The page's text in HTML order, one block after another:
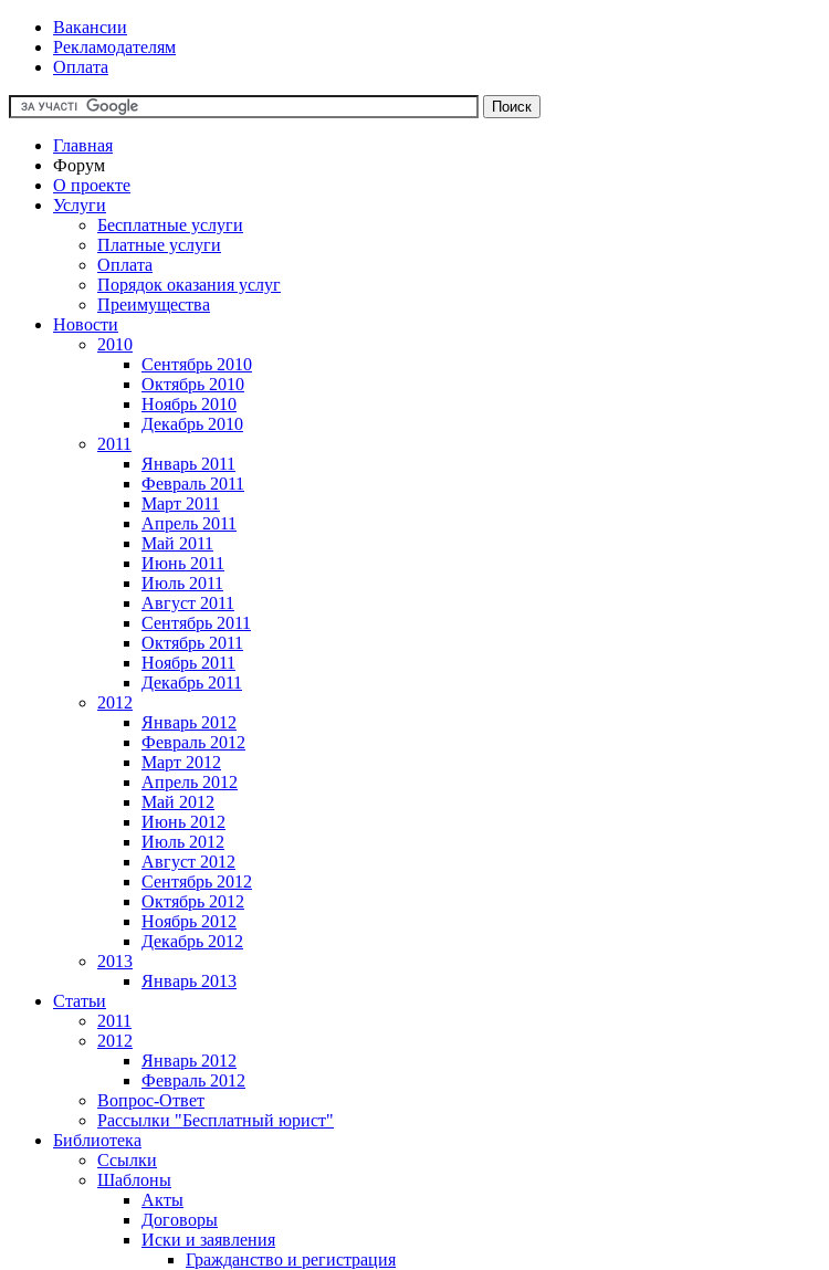
Вакансии
Рекламодателям
Оплата
Главная
Форум
О проекте
Услуги
Бесплатные услуги
Платные услуги
Оплата
Порядок оказания услуг
Преимущества
Новости
2010
Сентябрь 2010
Октябрь 2010
Ноябрь 2010
Декабрь 2010
2011
Январь 2011
Февраль 2011
Март 2011
Апрель 2011
Май 2011
Июнь 2011
Июль 2011
Август 2011
Сентябрь 2011
Октябрь 2011
Ноябрь 2011
Декабрь 2011
2012
Январь 2012
Февраль 2012
Март 2012
Апрель 2012
Май 2012
Июнь 2012
Июль 2012
Август 2012
Сентябрь 2012
Октябрь 2012
Ноябрь 2012
Декабрь 2012
2013
Январь 2013
Статьи
2011
2012
Январь 2012
Февраль 2012
Вопрос-Ответ
Рассылки "Бесплатный юрист"
Библиотека
Ссылки
Шаблоны
Акты
Договоры
Иски и заявления
Гражданство и регистрация